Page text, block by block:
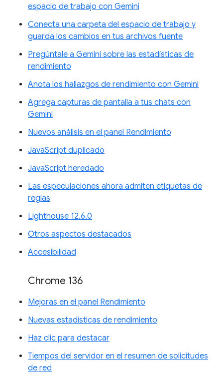
espacio de trabajo con Gemini
Conecta una carpeta del espacio de trabajo y
guarda los cambios en tus archivos fuente
Pregúntale a Gemini sobre las estadísticas de
rendimiento
Anota los hallazgos de rendimiento con Gemini
Agrega capturas de pantalla a tus chats con
Gemini
Nuevos análisis en el panel Rendimiento
JavaScript duplicado
JavaScript heredado
Las especulaciones ahora admiten etiquetas de
reglas
Lighthouse 12.6.0
Otros aspectos destacados
Accesibilidad
Chrome 136
Mejoras en el panel Rendimiento
Nuevas estadísticas de rendimiento
Haz clic para destacar
Tiempos del servidor en el resumen de solicitudes
de red